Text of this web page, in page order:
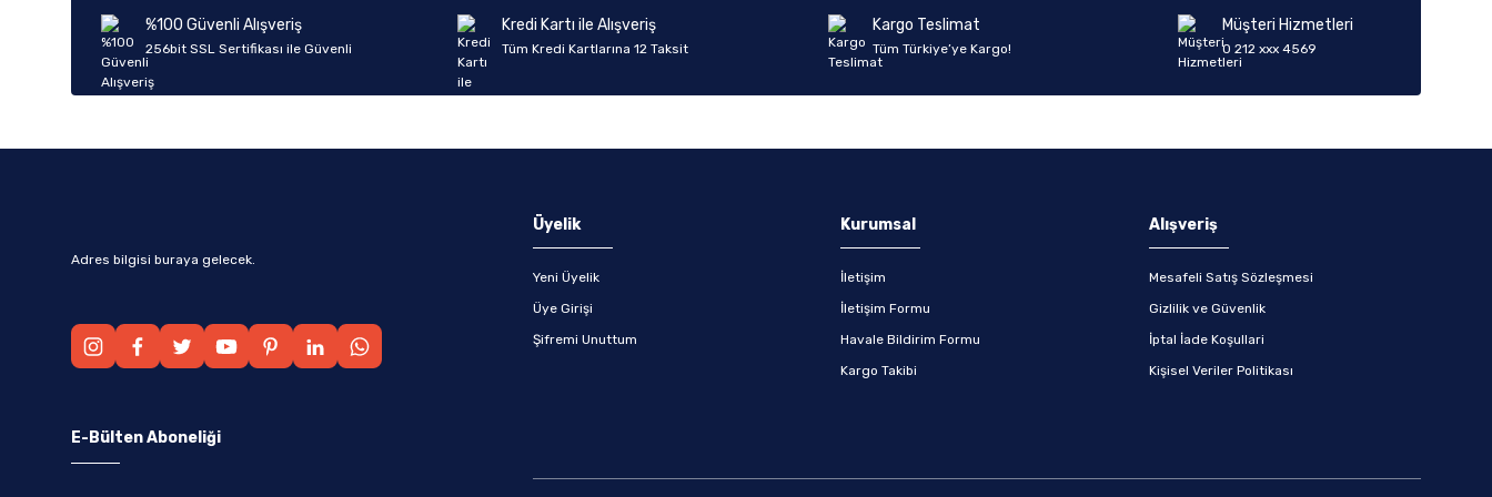
Ürün fiyatı diğer sitelerden daha pahalı.
Bu ürüne benzer farklı alternatifler olmalı.
%100 Güvenli Alışveriş
256bit SSL Sertifikası ile Güvenli
Kredi Kartı ile Alışveriş
Tüm Kredi Kartlarına 12 Taksit
Kargo Teslimat
Tüm Türkiye’ye Kargo!
Müşteri Hizmetleri
0 212 xxx 4569
Adres bilgisi buraya gelecek.
Üyelik
Yeni Üyelik
Üye Girişi
Şifremi Unuttum
Kurumsal
İletişim
İletişim Formu
Havale Bildirim Formu
Kargo Takibi
Alışveriş
Mesafeli Satış Sözleşmesi
Gizlilik ve Güvenlik
İptal İade Koşullari
Kişisel Veriler Politikası
E-Bülten Aboneliği